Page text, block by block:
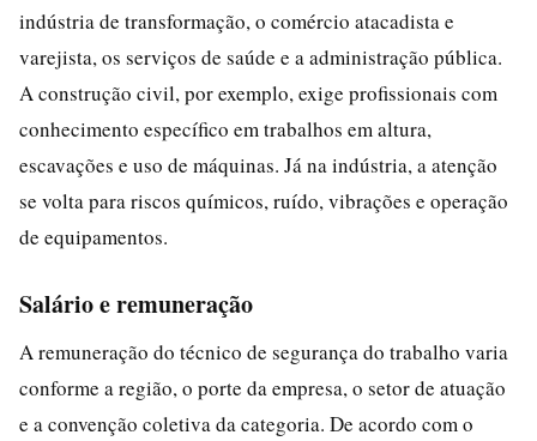
indústria de transformação, o comércio atacadista e
varejista, os serviços de saúde e a administração pública.
A construção civil, por exemplo, exige profissionais com
conhecimento específico em trabalhos em altura,
escavações e uso de máquinas. Já na indústria, a atenção
se volta para riscos químicos, ruído, vibrações e operação
de equipamentos.
Salário e remuneração
A remuneração do técnico de segurança do trabalho varia
conforme a região, o porte da empresa, o setor de atuação
e a convenção coletiva da categoria. De acordo com o